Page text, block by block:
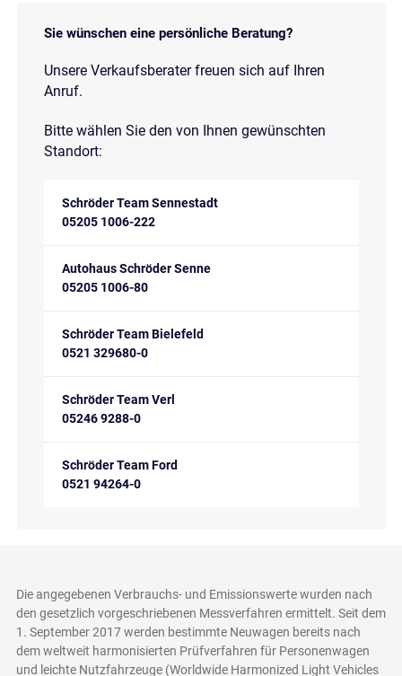
Sie wünschen eine persönliche Beratung?
Unsere Verkaufsberater freuen sich auf Ihren
Anruf.
Bitte wählen Sie den von Ihnen gewünschten
Standort:
Schröder Team Sennestadt
05205 1006-222
Autohaus Schröder Senne
05205 1006-80
Schröder Team Bielefeld
0521 329680-0
Schröder Team Verl
05246 9288-0
Schröder Team Ford
0521 94264-0
Die angegebenen Verbrauchs- und Emissionswerte wurden nach
den gesetzlich vorgeschriebenen Messverfahren ermittelt. Seit dem
1. September 2017 werden bestimmte Neuwagen bereits nach
dem weltweit harmonisierten Prüfverfahren für Personenwagen
und leichte Nutzfahrzeuge (Worldwide Harmonized Light Vehicles